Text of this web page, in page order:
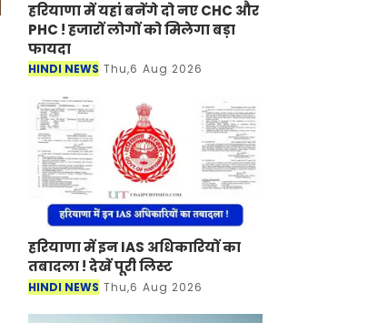
हरियाणा में यहां बनेंगे दो नए CHC और
PHC ! हजारों लोगों को मिलेगा बड़ा
फायदा
HINDI NEWS Thu,6 Aug 2026
हरियाणा में इन IAS अधिकारियों का
तबादला ! देखें पूरी लिस्ट
HINDI NEWS Thu,6 Aug 2026